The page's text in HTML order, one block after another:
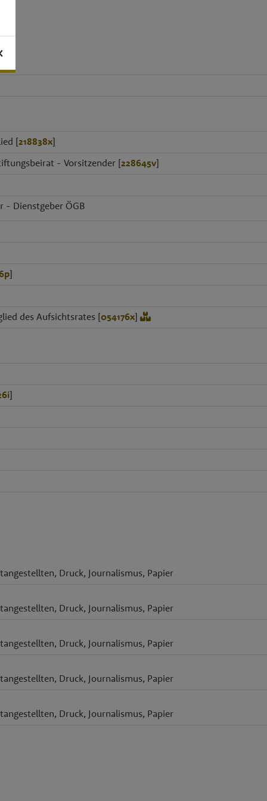
[218838x]
- Vorsitzender [228645v]
- Dienstgeber ÖGB
]
des Aufsichtsrates [054176x]
]
Druck, Journalismus, Papier
Druck, Journalismus, Papier
Druck, Journalismus, Papier
Druck, Journalismus, Papier
Druck, Journalismus, Papier